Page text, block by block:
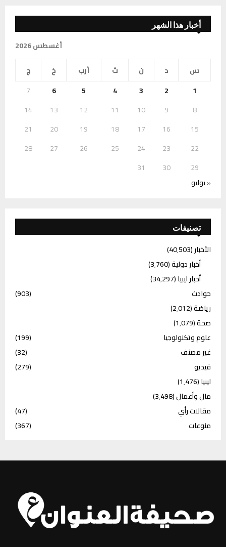
أخبار هذا الشهر
أغسطس 2026
س
د ن ث أرب خ
ج
1
2
3
4
5
6
7
8
9
10
11
12
13
14
15
16
17
18
19
20
21
22
23
24
25
26
27
28
29
30
31
« يوليو
تصنيفات
الأخبار(40٬503)
أخبار دولية(3٬760)
أخبار ليبيا(34٬297)
حوادث
(903)
رياضة(2٬012)
صحة(1٬079)
علوم وتكنولوجيا
(199)
غير مصنف
(32)
فيديو
(279)
ليبيا(1٬476)
مال وأعمال(3٬498)
مقالات رأي
(47)
منوعات
(367)